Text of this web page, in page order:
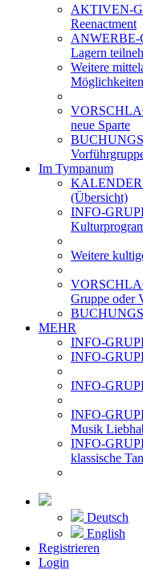
AKTIVEN-
Reenactment
ANWERBE-
Lagern
Weitere
neue Sparte
Im Tympanum
KALENDER:
(Übersicht)
INFO-
Weitere
Gruppe oder
MEHR
INFO-
INFO-
INFO-
INFO-
Musik
INFO-
klassische
Deutsch
English
Registrieren
Login